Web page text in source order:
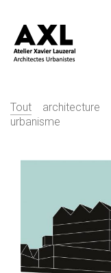
Tout architecture
urbanisme